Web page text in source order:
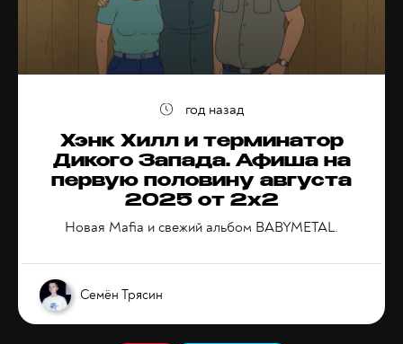
Хэнк Хилл и терминатор
Дикого Запада. Афиша на
первую половину августа
2025 от 2x2
Новая Mafia и свежий альбом BABYMETAL.
Семён Трясин
год назад